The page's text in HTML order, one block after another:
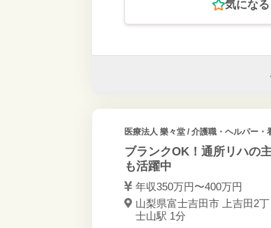
気になる
医療法人 樂々堂/ 介護職・ヘルパー・
ブランクOK！通所リハの
も活躍中
年収350万円〜400万円
山梨県富士吉田市 上吉田2
士山駅 1分